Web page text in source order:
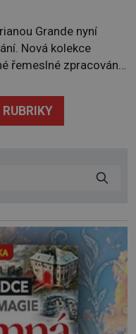
Grande nyní
Nová kolekce
řemeslné zpracování
rafinovaně.
a zpěvačkou a